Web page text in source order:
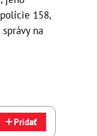
158,
na
Pridať